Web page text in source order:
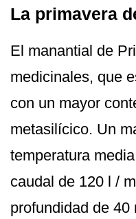
La primavera
El manantial de
medicinales, que
con un mayor
metasilícico. Un
temperatura
caudal de 120 l /
profundidad de